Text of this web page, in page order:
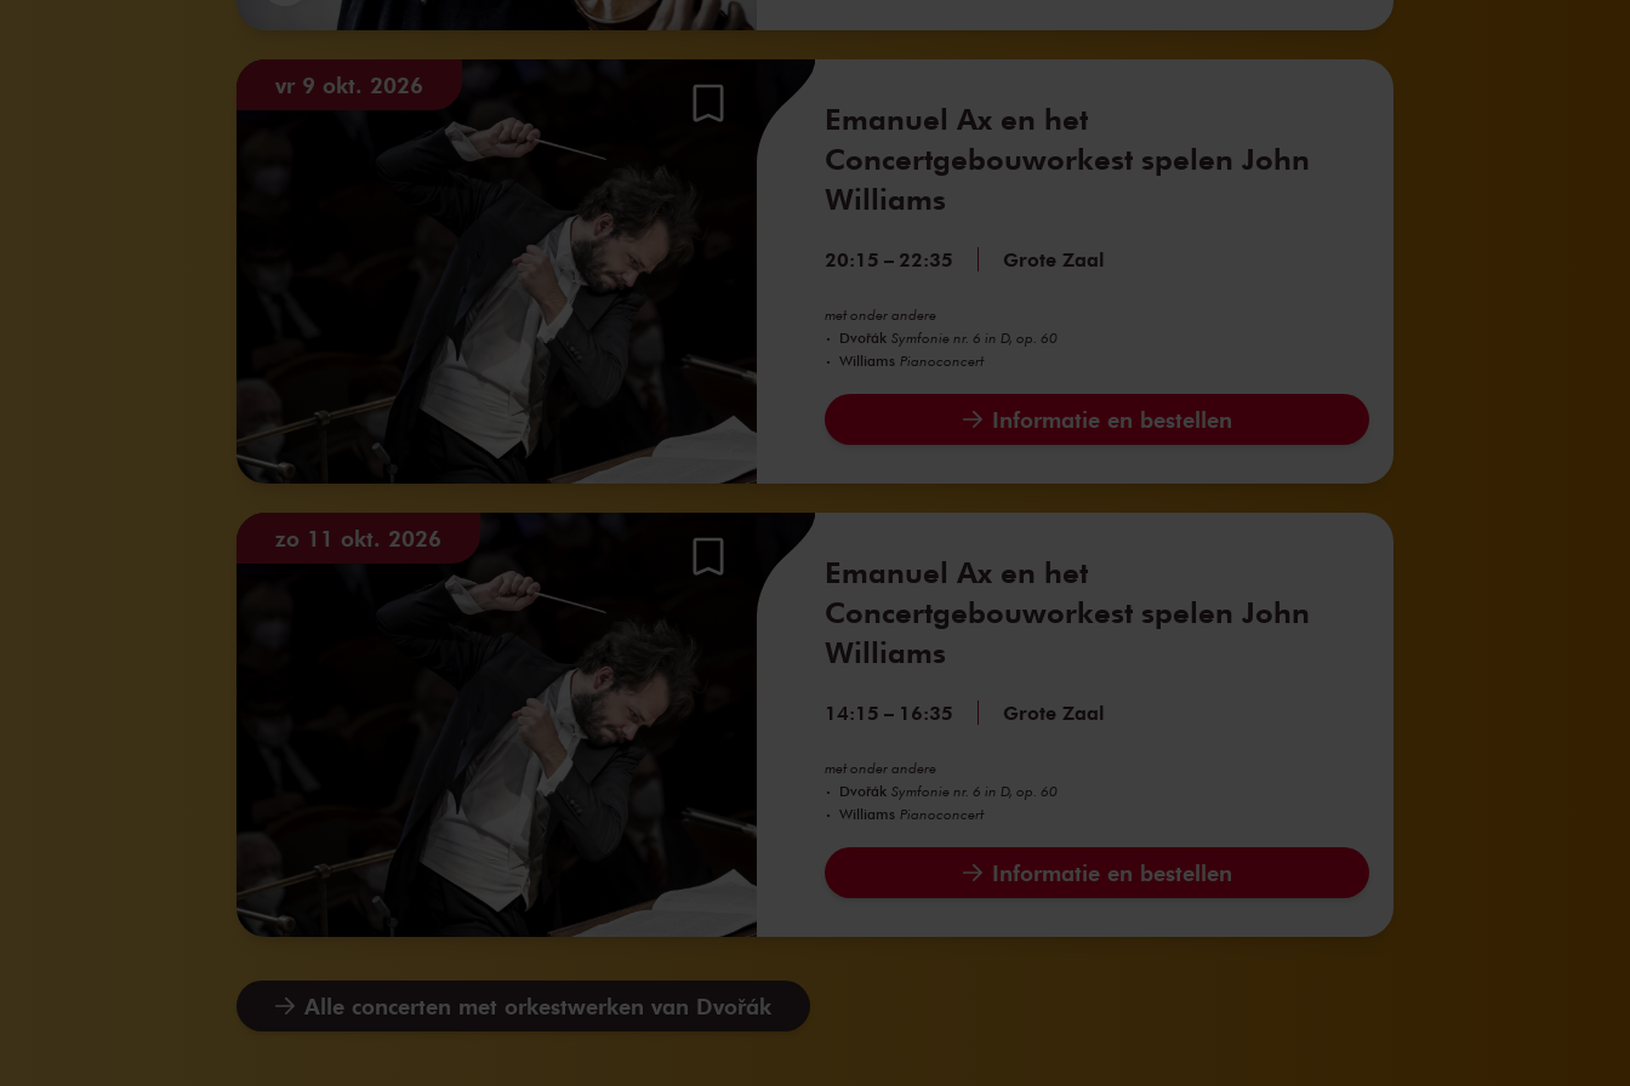
Emanuel Ax en het
Concertgebouworkest spelen John
Williams
20:15 – 22:35 Grote Zaal
met onder andere
Dvořák Symfonie nr. 6 in D, op. 60
Williams Pianoconcert
Informatie en bestellen
vr 9 okt. 2026
Emanuel Ax en het
Concertgebouworkest spelen John
Williams
14:15 – 16:35 Grote Zaal
met onder andere
Dvořák Symfonie nr. 6 in D, op. 60
Williams Pianoconcert
Informatie en bestellen
zo 11 okt. 2026
Alle concerten met orkestwerken van Dvořák